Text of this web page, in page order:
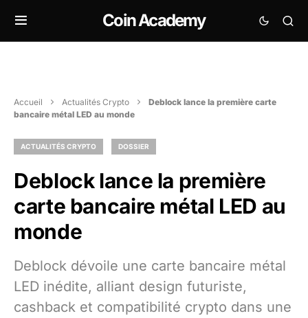
Coin Academy
Accueil Actualités Crypto
Deblock lance la première carte
bancaire métal LED au monde
ACTUALITÉS CRYPTO DOSSIER
Deblock lance la première
carte bancaire métal LED au
monde
Deblock dévoile une carte bancaire métal
LED inédite, alliant design futuriste,
cashback et compatibilité crypto dans une